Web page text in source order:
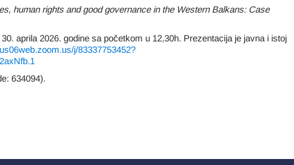
human rights and good governance in the Western Balkans: Case
aprila 2026. godine sa početkom u 12,30h. Prezentacija je javna i istoj
j/83337753452?
634094).